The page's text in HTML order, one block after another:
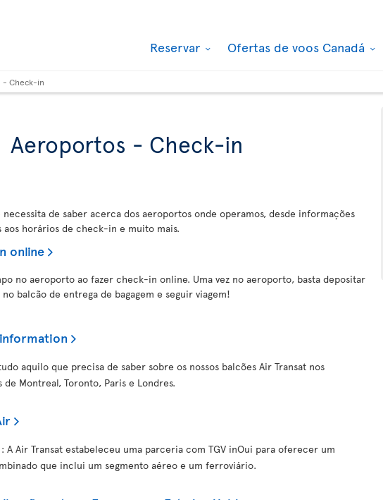
Reservar Ofertas de voos Canadá
- Check-in
Aeroportos - Check-in
de saber acerca dos aeroportos onde operamos, desde informações
horários de check-in e muito mais.
online
no aeroporto ao fazer check-in online. Uma vez no aeroporto, basta depositar
no balcão de entrega de bagagem e seguir viagem!
aquilo que precisa de saber sobre os nossos balcões Air Transat nos
de Montreal, Toronto, Paris e Londres.
A Air Transat estabeleceu uma parceria com TGV inOui para oferecer um
que inclui um segmento aéreo e um ferroviário.